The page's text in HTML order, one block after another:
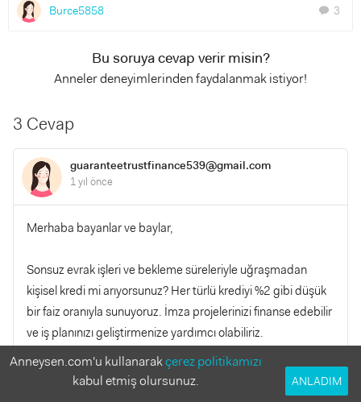
Burce5858 chat 3
Bu soruya cevap verir misin?
Anneler deneyimlerinden faydalanmak istiyor!
3 Cevap
guaranteetrustfinance539@gmail.com
1 yıl önce
Merhaba bayanlar ve baylar,
Sonsuz evrak işleri ve bekleme süreleriyle uğraşmadan
kişisel kredi mi arıyorsunuz? Her türlü krediyi %2 gibi düşük
bir faiz oranıyla sunuyoruz. İmza projelerinizi finanse edebilir
ve iş planınızı geliştirmenize yardımcı olabiliriz.
Hemen Başvurun!
Anneysen.com'u kullanarakçerez politikamızı
kabul etmiş olursunuz.
ANLADIM